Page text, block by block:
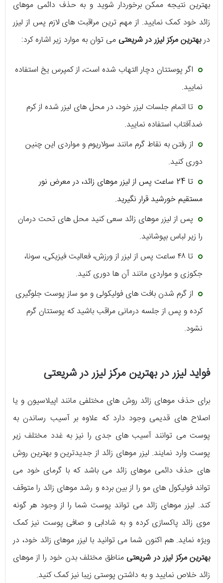
بهترین نتیجه ممکن برخوردار شوید و به حذف دائمی موهای
زائد خود کمک نمایید. از مهم ترین مراقبت های لازم پس از لیزر
دربهترین مرکز لیزر در شریعتیمی توان به موارد زیر اشاره کرد:
اگر پوستتان دچار التهاب شده است، از کمپرس یخ استفاده
نمایید.
تا اتمام جلسات لیزر خود، در محل های لیزر شده از کرم
ضدآفتاب استفاده نمایید.
از رفتن به نقاط گرم مانند سولاریوم و مواردی این چنین
دوری کنید.
تا 24 ساعت پس از لیزر موهای زائد، در معرض نور
مستقیم خورشید قرار نگیرید.
پس از لیزر موهای زائد سعی کنید محل های تحت درمان
را زیر لباس بپوشانید.
تا ۴۸ ساعت پس از لیزر از ورزش، فعالیت فیزیکی، سونا،
جکوزی و مواردی مانند آن ها دوری کنید.
از گرم شدن بافت های فولیکولی و مو ساز پوست جلوگیری
کرده و پس از جلسه درمانی مراقب باشید که پوستتان گرم
نشود.
فواید لیزر در بهترین مرکز لیزر در شریعتی
برای حذف موهای زائد روش های مختلفی مانند اپیلاسیون و یا
اصلاح های قدیمی وجود دارد که علاوه بر آسیب رساندن به
پوست می توانند آسیب های جدی را نیز به غدد مختلف زیر
پوست وارد نمایند. لیزر موهای زائد از جدیدترین و بهترین روش
های حذف دائمی موهای زائد می باشد که با گرمای خود می
تواند فولیکول های مو را از بین برده و رشد موهای زائد را متوقف
کند. لیزر موهای زائد می تواند پوست شما را از وجود هر گونه
موی زائد پاکسازی کرده و به شادابی و صافی پوست نیز کمک
ویژه نماید. هم اکنون شما می توانید با لیزر موهای زائد خود، در
بهترین مرکز لیزر در شریعتیمناطق مختلف بدن خود را از موهای
زائد خلاص نمایید و به داشتن پوستی زیبا نیز کمک کنید.